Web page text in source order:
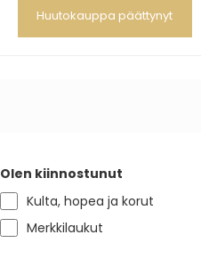
Huutokauppa päättynyt
Olen kiinnostunut
Kulta, hopea ja korut
Merkkilaukut